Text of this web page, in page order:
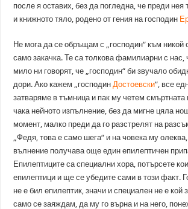
после я оставих, без да погледна, че преди
и книжното тяло, родено от гения на господин
Не мога да се обръщам с „господин“ към никой
само закачка. Те са толкова фамилиарни с нас,
мило ни говорят, че „господин“ би звучало
дори. Ако кажем „господинДостоевски“, все
затваряме в тъмница и пак му четем смъртната
чака нейното изпълнение, без да мигне цяла
момент, малко преди да го разстрелят на
„Федя, това е само шега“ и на човека му
вълнение получава още един епилептичен
Епилептиците са специални хора, потърсете
епилептици и ще се убедите сами в този факт.
не е бил епилептик, значи и специален не е кой
само се заяждам, да му го върна и на него,